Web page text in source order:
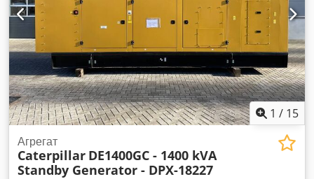
1 / 15
Агрегат
Caterpillar DE1400GC - 1400 kVA
Standby Generator - DPX-18227